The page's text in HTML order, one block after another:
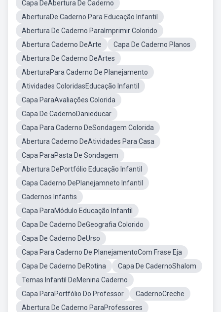
Capa DeAbertura De Caderno
AberturaDe Caderno Para Educação Infantil
Abertura De Caderno ParaImprimir Colorido
Abertura Caderno DeArte
Capa De Caderno Planos
Abertura De Caderno DeArtes
AberturaPara Caderno De Planejamento
Atividades ColoridasEducação Infantil
Capa ParaAvaliações Colorida
Capa De CadernoDanieducar
Capa Para Caderno DeSondagem Colorida
Abertura Caderno DeAtividades Para Casa
Capa ParaPasta De Sondagem
Abertura DePortfólio Educação Infantil
Capa Caderno DePlanejamneto Infantil
Cadernos Infantis
Capa ParaMódulo Educação Infantil
Capa De Caderno DeGeografia Colorido
Capa De Caderno DeUrso
Capa Para Caderno De PlanejamentoCom Frase Eja
Capa De Caderno DeRotina
Capa De CadernoShalom
Temas Infantil DeMenina Caderno
Capa ParaPortfólio Do Professor
CadernoCreche
Abertura De Caderno ParaProfessores